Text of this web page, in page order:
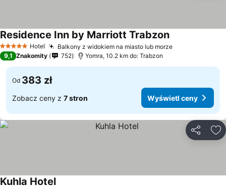
5 KategoriaHotel Balkony z widokiem na miasto lub morze
Residence Inn by Marriott Trabzon
9,1 Znakomity 752 Yomra, 10.2 km do: Trabzon
Od 383 zł
Zobacz ceny z 7 stron Wyświetl ceny
Kuhla Hotel